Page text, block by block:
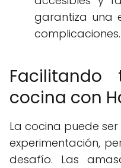
garantiza una
complicaciones.
cocina con
La cocina puede
experimentación,
desafío. Las